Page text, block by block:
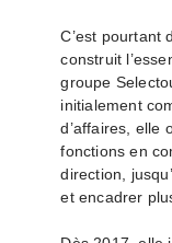
C’est pourtant
construit
groupe
initialement
d’affaires, elle
fonctions en
direction,
et encadrer